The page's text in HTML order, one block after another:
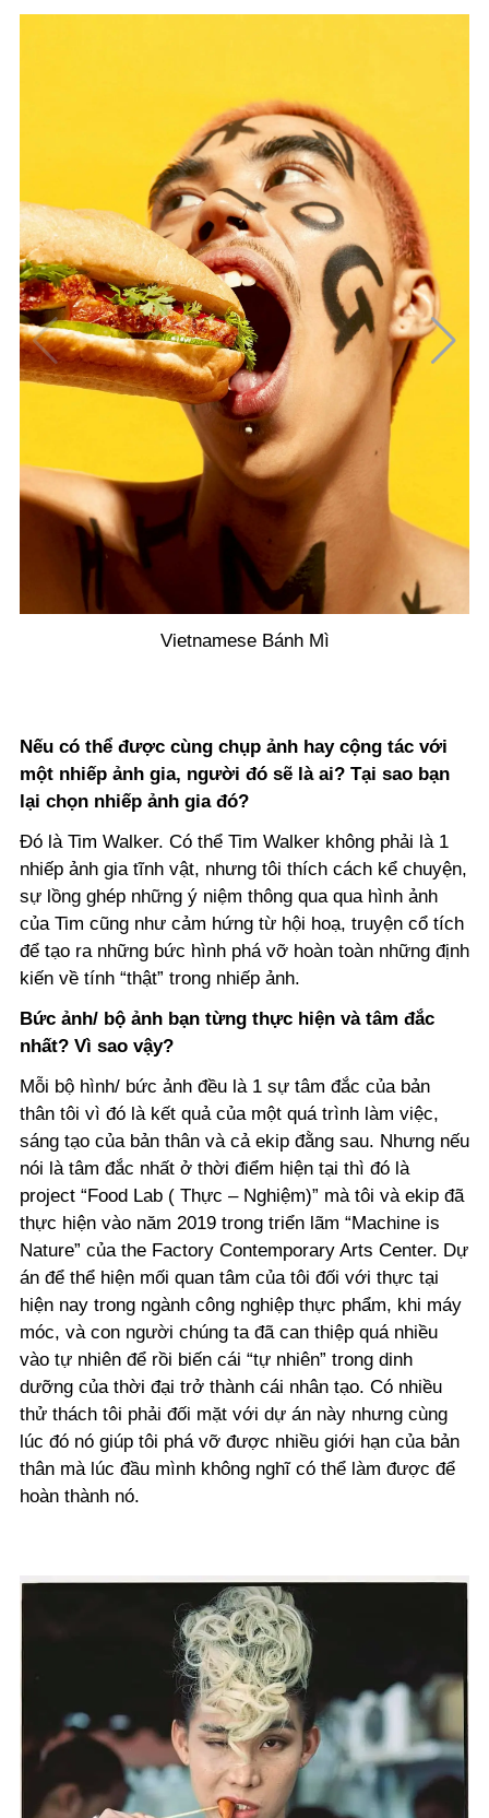
Vietnamese Bánh Mì
Nếu có thể được cùng chụp ảnh hay cộng tác với
một nhiếp ảnh gia, người đó sẽ là ai? Tại sao bạn
lại chọn nhiếp ảnh gia đó?
Đó là Tim Walker. Có thể Tim Walker không phải là 1
nhiếp ảnh gia tĩnh vật, nhưng tôi thích cách kể chuyện,
sự lồng ghép những ý niệm thông qua qua hình ảnh
của Tim cũng như cảm hứng từ hội hoạ, truyện cổ tích
để tạo ra những bức hình phá vỡ hoàn toàn những định
kiến về tính “thật” trong nhiếp ảnh.
Bức ảnh/ bộ ảnh bạn từng thực hiện và tâm đắc
nhất? Vì sao vậy?
Mỗi bộ hình/ bức ảnh đều là 1 sự tâm đắc của bản
thân tôi vì đó là kết quả của một quá trình làm việc,
sáng tạo của bản thân và cả ekip đằng sau. Nhưng nếu
nói là tâm đắc nhất ở thời điểm hiện tại thì đó là
project “Food Lab ( Thực – Nghiệm)” mà tôi và ekip đã
thực hiện vào năm 2019 trong triển lãm “Machine is
Nature” của the Factory Contemporary Arts Center. Dự
án để thể hiện mối quan tâm của tôi đối với thực tại
hiện nay trong ngành công nghiệp thực phẩm, khi máy
móc, và con người chúng ta đã can thiệp quá nhiều
vào tự nhiên để rồi biến cái “tự nhiên” trong dinh
dưỡng của thời đại trở thành cái nhân tạo. Có nhiều
thử thách tôi phải đối mặt với dự án này nhưng cùng
lúc đó nó giúp tôi phá vỡ được nhiều giới hạn của bản
thân mà lúc đầu mình không nghĩ có thể làm được để
hoàn thành nó.